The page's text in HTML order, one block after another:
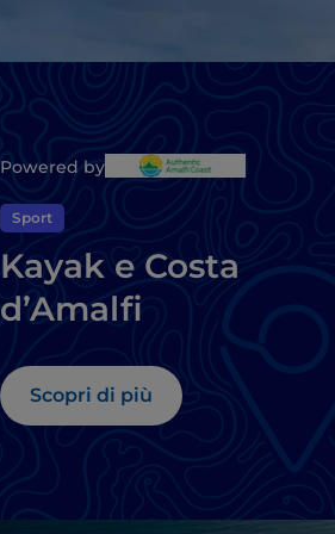
Powered by
Sport
Kayak e Costa
d’Amalfi
Scopri di più